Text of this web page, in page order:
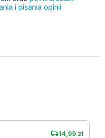
i pisania opinii
14,99 zł